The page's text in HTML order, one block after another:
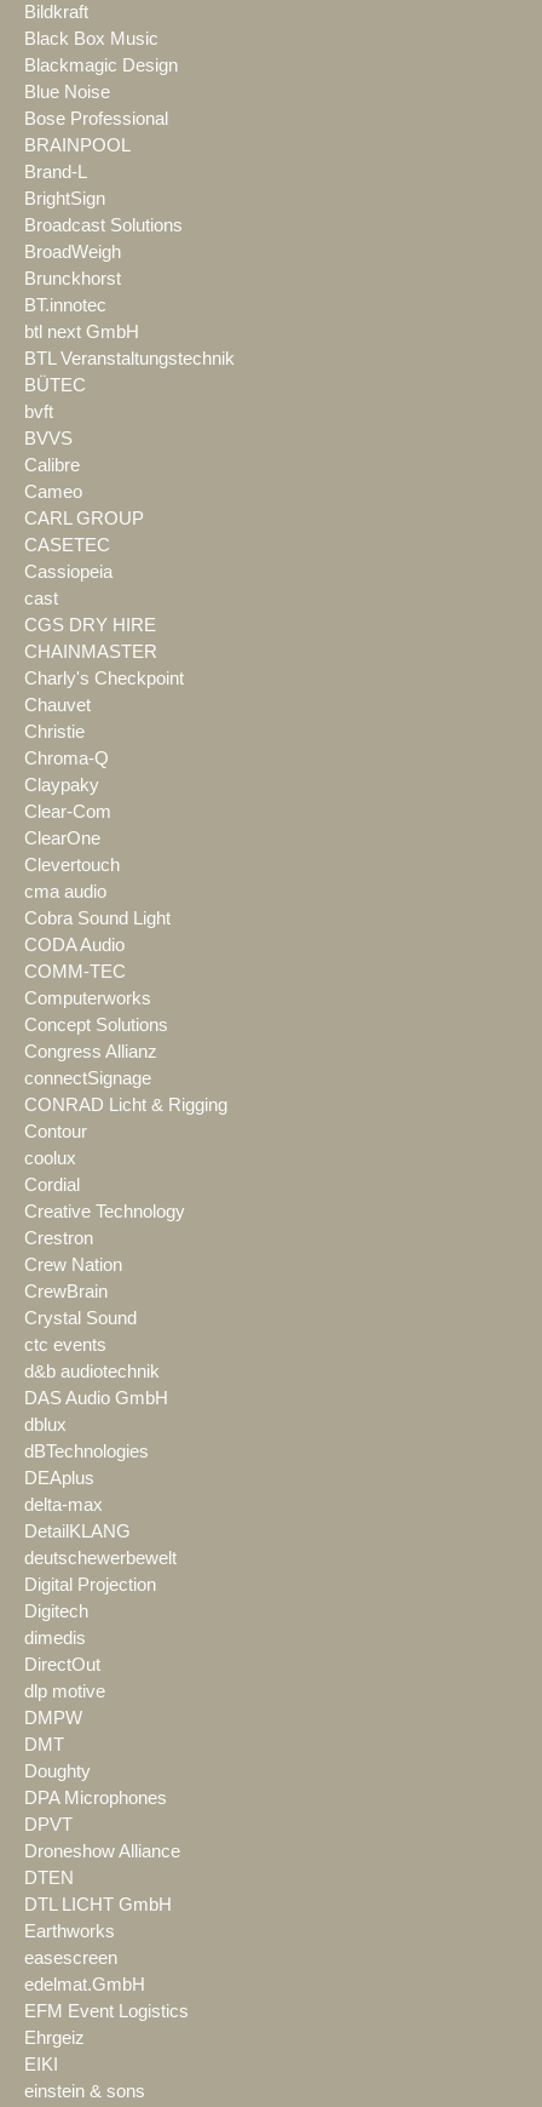
Bildkraft
Black Box Music
Blackmagic Design
Blue Noise
Bose Professional
BRAINPOOL
Brand-L
BrightSign
Broadcast Solutions
BroadWeigh
Brunckhorst
BT.innotec
btl next GmbH
BTL Veranstaltungstechnik
BÜTEC
bvft
BVVS
Calibre
Cameo
CARL GROUP
CASETEC
Cassiopeia
cast
CGS DRY HIRE
CHAINMASTER
Charly's Checkpoint
Chauvet
Christie
Chroma-Q
Claypaky
Clear-Com
ClearOne
Clevertouch
cma audio
Cobra Sound Light
CODA Audio
COMM-TEC
Computerworks
Concept Solutions
Congress Allianz
connectSignage
CONRAD Licht & Rigging
Contour
coolux
Cordial
Creative Technology
Crestron
Crew Nation
CrewBrain
Crystal Sound
ctc events
d&b audiotechnik
DAS Audio GmbH
dblux
dBTechnologies
DEAplus
delta-max
DetailKLANG
deutschewerbewelt
Digital Projection
Digitech
dimedis
DirectOut
dlp motive
DMPW
DMT
Doughty
DPA Microphones
DPVT
Droneshow Alliance
DTEN
DTL LICHT GmbH
Earthworks
easescreen
edelmat.GmbH
EFM Event Logistics
Ehrgeiz
EIKI
einstein & sons